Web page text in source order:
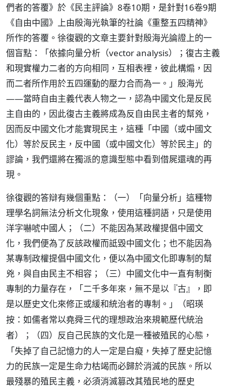
們者的答覆》於《民主評論》8卷10期，是針對16卷9期
《自由中國》上由殷海光執筆的社論《重整五四精神》
所作的答覆。徐復觀的文章主要針對殷海光論證上的一
個盲點：「依據向量分析（vector analysis）；復古主義
和現實權力二者的方向相同，互相表裡，彼此構煽，因
而二者所作用於五四運動的壓力合而為一。」殷海光
——當時自由主義代表人物之一，認為中國文化是反民
主自由的，因此復古主義將成為反自由民主者的幫兇，
因而反中國文化才能實現民主，這種「中國（或中國文
化）等於反民主，反中國（或中國文化）等於民主」的
謬論，我們還將在獨派的意識型態中看到借屍還魂的再
現。
徐復觀的答辯有幾個重點：（一）「向量分析」這種物
理學名詞無法分析文化現象，使用這種詞語，只是使用
洋字嚇唬中國人；（二）不能因為某政權提倡中國文
化，我們便為了反該政權而詆毀中國文化；也不能因為
某專制政權提倡中國文化，便以為中國文化即專制的幫
兇，與自由民主不相容；（三）中國文化中一直有制衡
專制的力量存在，「二千多年來，無不是以『古』，即
是以歷史文化來修正或緩和統治者的專制。」（昭瑛
按：如儒者常以堯舜三代的理想政治來規範歷代統治
者）；（四）反自己民族的文化是一種被殖民的心態，
「失掉了自己記憶力的人一定是白癡，失掉了歷史記憶
力的民族一定是生命力枯竭而必歸於消滅的民族。所以
最殘暴的殖民主義，必須消滅篡改其殖民地的歷史